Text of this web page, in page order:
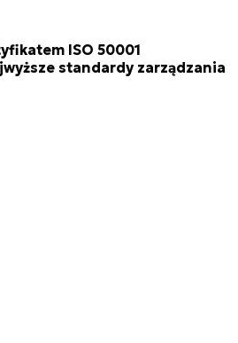
ISO 50001
standardy zarządzania